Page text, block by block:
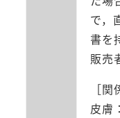
で，
書を
販売
［
皮膚